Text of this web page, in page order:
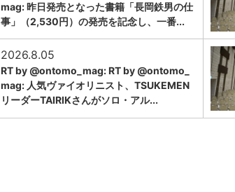
mag: 昨日発売となった書籍「長岡鉄男の仕
事」（2,530円）の発売を記念し、一番...
2026.8.05
RT by @ontomo_mag: RT by @ontomo_
mag: 人気ヴァイオリニスト、TSUKEMEN
リーダーTAIRIKさんがソロ・アル...